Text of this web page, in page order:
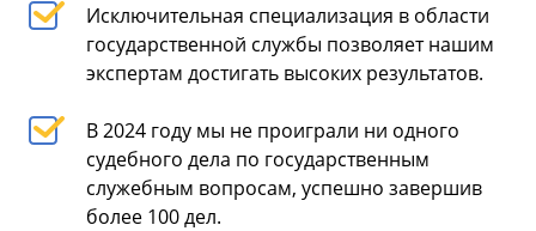
Исключительная специализация в области
государственной службы позволяет нашим
экспертам достигать высоких результатов.
В 2024 году мы не проиграли ни одного
судебного дела по государственным
служебным вопросам, успешно завершив
более 100 дел.